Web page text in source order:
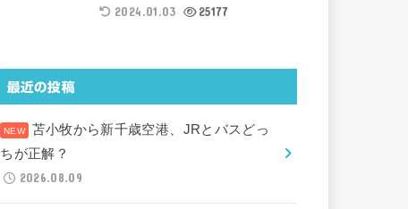
2024.01.03
25177
最近の投稿
苫小牧から新千歳空港、JRとバスどっ
ちが正解？
2026.08.09